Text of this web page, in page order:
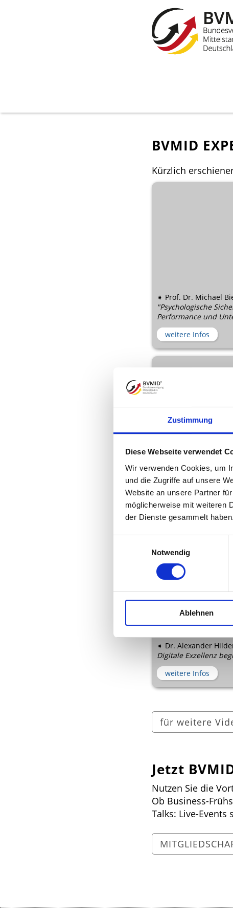
Zustimmung
Diese Webseite verwendet
Wir verwenden Cookies, um
und die Zugriffe auf unsere
Website an unsere Partner
möglicherweise mit weiteren
der Dienste gesammelt haben.
Notwendig
Ablehnen
BVMID
Kürzlich
➧ Prof. Dr. Michael
"Psychologische
Performance und
weitere Infos
➧ Dr. Rolf Kluge
Sound of Leadership:
Kontrolle im Umgang
weitere Infos
➧ Dr. Alexander
Digitale Exzellenz
weitere Infos
für weitere
Jetzt
Nutzen Sie die
Ob Business-
Talks: Live-